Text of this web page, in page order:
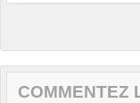
COMMENTEZ